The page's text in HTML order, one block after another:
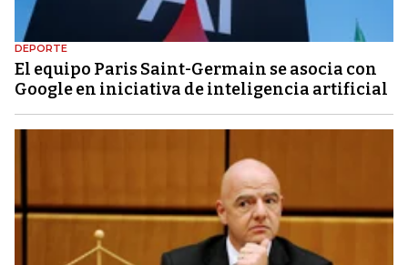
DEPORTE
El equipo Paris Saint-Germain se asocia con
Google en iniciativa de inteligencia artificial